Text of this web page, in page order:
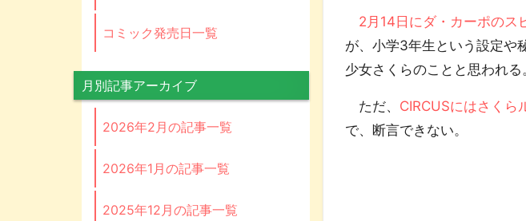
2月14日にダ・カーポのス
が、小学3年生という設定や
少女さくらのことと思われる
ただ、 CIRCUSにはさくら
で、断言できない。
コミック発売日一覧
月別記事アーカイブ
2026年2月の記事一覧
2026年1月の記事一覧
2025年12月の記事一覧